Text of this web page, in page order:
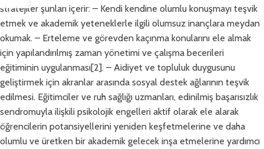
stratejiler şunları içerir: – Kendi kendine olumlu konuşmayı teşvik
etmek ve akademik yeteneklerle ilgili olumsuz inançlara meydan
okumak. – Erteleme ve görevden kaçınma konularını ele almak
için yapılandırılmış zaman yönetimi ve çalışma becerileri
eğitiminin uygulanması[2]. – Aidiyet ve topluluk duygusunu
geliştirmek için akranlar arasında sosyal destek ağlarının teşvik
edilmesi. Eğitimciler ve ruh sağlığı uzmanları, edinilmiş başarısızlık
sendromuyla ilişkili psikolojik engelleri aktif olarak ele alarak
öğrencilerin potansiyellerini yeniden keşfetmelerine ve daha
olumlu ve üretken bir akademik gelecek inşa etmelerine yardımcı